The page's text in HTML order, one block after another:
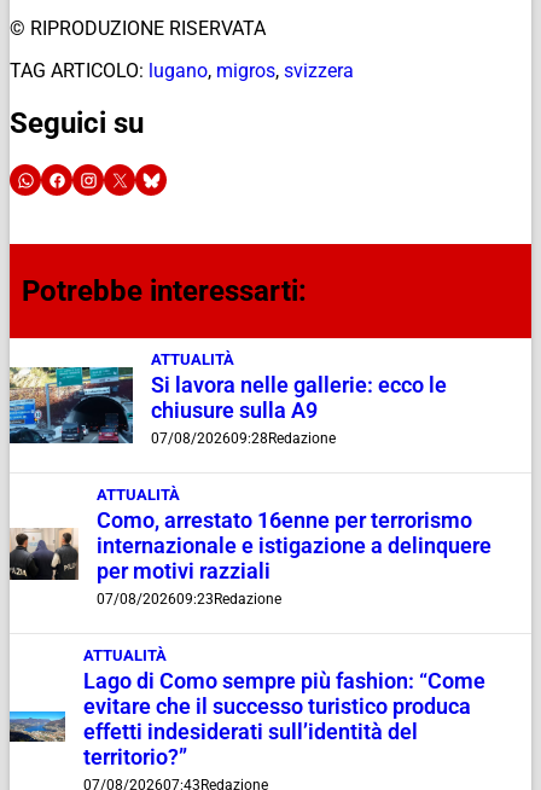
© RIPRODUZIONE RISERVATA
TAG ARTICOLO: lugano, migros, svizzera
Seguici su
Potrebbe interessarti:
ATTUALITÀ
Si lavora nelle gallerie: ecco le
chiusure sulla A9
07/08/202609:28 Redazione
ATTUALITÀ
Como, arrestato 16enne per terrorismo
internazionale e istigazione a delinquere
per motivi razziali
07/08/202609:23 Redazione
ATTUALITÀ
Lago di Como sempre più fashion: “Come
evitare che il successo turistico produca
effetti indesiderati sull’identità del
territorio?”
07/08/202607:43 Redazione